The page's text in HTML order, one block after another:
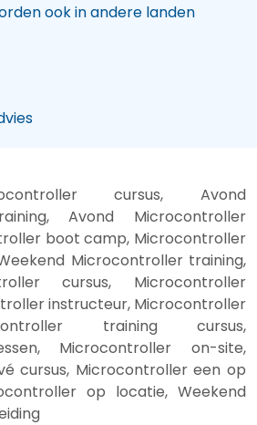
ook in andere landen
cursus, Avond
Avond Microcontroller
boot camp, Microcontroller
Microcontroller training,
cursus, Microcontroller
instructeur, Microcontroller
training cursus,
Microcontroller on-site,
cursus, Microcontroller een op
op locatie, Weekend